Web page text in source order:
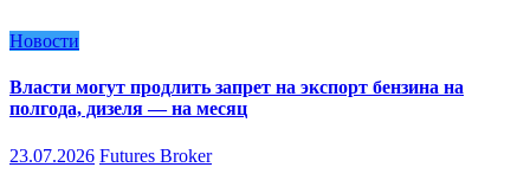
Новости
Власти могут продлить запрет на экспорт бензина на
полгода, дизеля — на месяц
23.07.2026 Futures Broker